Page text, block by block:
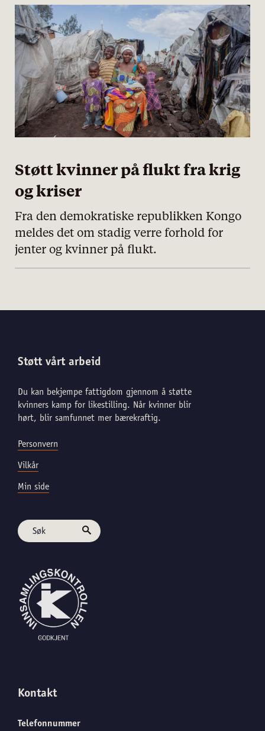
Støtt kvinner på flukt fra krig
og kriser
Fra den demokratiske republikken Kongo
meldes det om stadig verre forhold for
jenter og kvinner på flukt.
Støtt vårt arbeid
Du kan bekjempe fattigdom gjennom å støtte
kvinners kamp for likestilling. Når kvinner blir
hørt, blir samfunnet mer bærekraftig.
Personvern
Vilkår
Min side
Kontakt
Telefonnummer